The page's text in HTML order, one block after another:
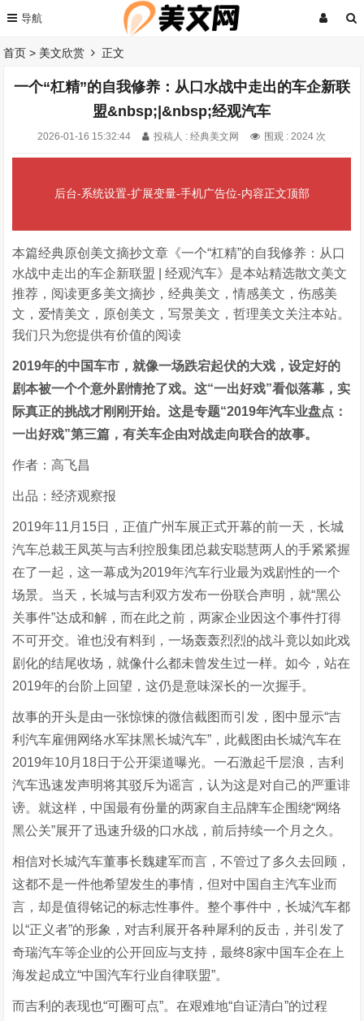
首页 > 美文欣赏 正文
一个“杠精”的自我修养：从口水战中走出的车企新联
盟&nbsp;|&nbsp;经观汽车
2026-01-16 15:32:44 投稿人 : 经典美文网 围观 :2024 次
后台-系统设置-扩展变量-手机广告位-内容正文顶部
本篇经典原创美文摘抄文章《一个“杠精”的自我修养：从口
水战中走出的车企新联盟 | 经观汽车》是本站精选散文美文
推荐，阅读更多美文摘抄，经典美文，情感美文，伤感美
文，爱情美文，原创美文，写景美文，哲理美文关注本站。
我们只为您提供有价值的阅读
2019年的中国车市，就像一场跌宕起伏的大戏，设定好的
剧本被一个个意外剧情抢了戏。这“一出好戏”看似落幕，实
际真正的挑战才刚刚开始。这是专题“2019年汽车业盘点：
一出好戏”第三篇，有关车企由对战走向联合的故事。
作者：高飞昌
出品：经济观察报
2019年11月15日，正值广州车展正式开幕的前一天，长城
汽车总裁王凤英与吉利控股集团总裁安聪慧两人的手紧紧握
在了一起，这一幕成为2019年汽车行业最为戏剧性的一个
场景。当天，长城与吉利双方发布一份联合声明，就“黑公
关事件”达成和解，而在此之前，两家企业因这个事件打得
不可开交。谁也没有料到，一场轰轰烈烈的战斗竟以如此戏
剧化的结尾收场，就像什么都未曾发生过一样。如今，站在
2019年的台阶上回望，这仍是意味深长的一次握手。
故事的开头是由一张惊悚的微信截图而引发，图中显示“吉
利汽车雇佣网络水军抹黑长城汽车”，此截图由长城汽车在
2019年10月18日于公开渠道曝光。一石激起千层浪，吉利
汽车迅速发声明将其驳斥为谣言，认为这是对自己的严重诽
谤。就这样，中国最有份量的两家自主品牌车企围绕“网络
黑公关”展开了迅速升级的口水战，前后持续一个月之久。
相信对长城汽车董事长魏建军而言，不管过了多久去回顾，
这都不是一件他希望发生的事情，但对中国自主汽车业而
言，却是值得铭记的标志性事件。整个事件中，长城汽车都
以“正义者”的形象，对吉利展开各种犀利的反击，并引发了
奇瑞汽车等企业的公开回应与支持，最终8家中国车企在上
海发起成立“中国汽车行业自律联盟”。
而吉利的表现也“可圈可点”。在艰难地“自证清白”的过程